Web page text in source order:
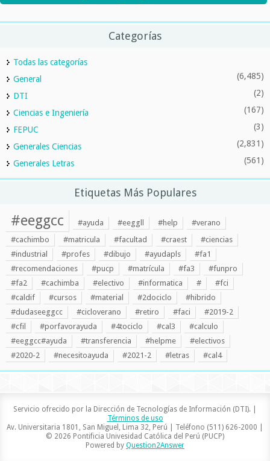
Categorías
Todas las categorías
General
(6,485)
DTI (2)
Ciencias e Ingeniería (167)
FEPUC (3)
Generales Ciencias (2,831)
Generales Letras (561)
Etiquetas Más Populares
#eeggcc #ayuda #eeggll #help
#verano
#cachimbo
#matricula #facultad #craest
#ciencias
#industrial
#profes #dibujo #ayudapls
#fa1
#recomendaciones
#pucp #matrícula #fa3
#funpro
#fa2
#cachimba #electivo #informatica #
#fci
#caldif
#cursos #material #2dociclo
#hibrido
#dudaseeggcc
#cicloverano #retiro #faci
#2019-2
#cfil
#porfavorayuda #4tociclo #cal3
#calculo
#eeggcc#ayuda
#transferencia #helpme
#electivos
#2020-2
#necesitoayuda #2021-2 #letras #cal4
Servicio ofrecido por la Dirección de Tecnologías de Información (DTI). |
Términos de uso
Av. Universitaria 1801, San Miguel, Lima 32, Perú | Teléfono (511) 626-2000 |
© 2026 Pontificia Univesidad Católica del Perú (PUCP)
Powered by Question2Answer